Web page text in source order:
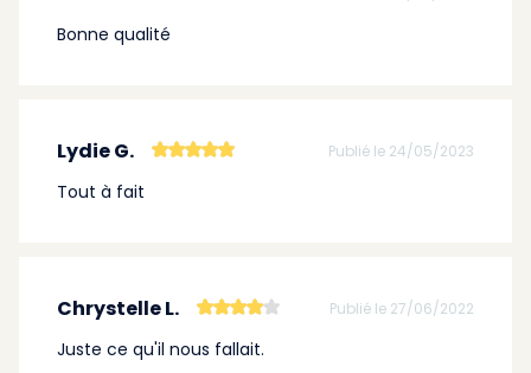
Bonne qualité
Lydie G. Publié le 24/05/2023
Tout à fait
Chrystelle L. Publié le 27/06/2022
Juste ce qu'il nous fallait.